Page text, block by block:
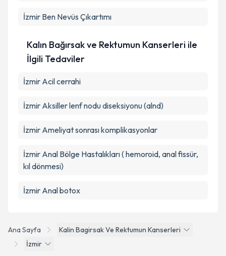
Ana Sayfa
Kalin Bagirsak Ve Rektumun Kanserleri
İzmir
İzmir Ben Nevüs Çıkartımı
Kalın Bağırsak ve Rektumun Kanserleri ile
İlgili Tedaviler
İzmir Acil cerrahi
İzmir Aksiller lenf nodu diseksiyonu (alnd)
İzmir Ameliyat sonrası komplikasyonlar
İzmir Anal Bölge Hastalıkları ( hemoroid, anal fissür,
kıl dönmesi)
İzmir Anal botox